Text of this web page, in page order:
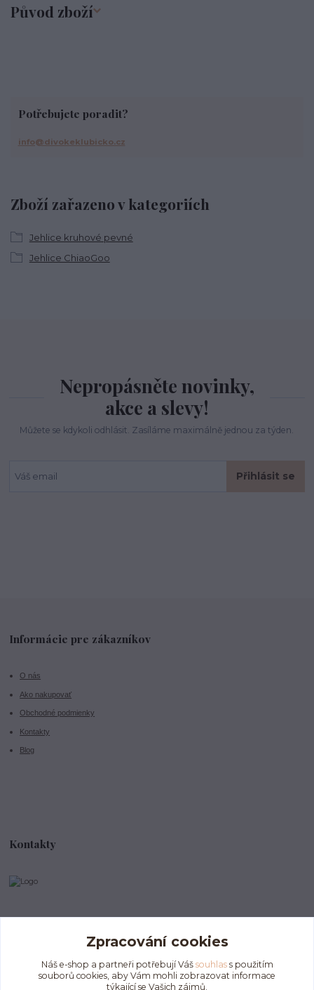
Původ zboží
Zboží zařazeno v kategoriích
Jehlice kruhové pevné
Jehlice ChiaoGoo
Potřebujete poradit?
info@divokeklubicko.cz
Nepropásněte novinky,
akce a slevy!
Můžete se kdykoli odhlásit. Zasíláme maximálně jednou za týden.
Přihlásit se
Informácie pre zákazníkov
O nás
Ako nakupovať
Obchodné podmienky
Kontakty
Blog
Kontakty
Zpracování cookies
Náš e-shop a partneři potřebují Váš souhlass použitím
souborů cookies, aby Vám mohli zobrazovat informace
týkající se Vašich zájmů.